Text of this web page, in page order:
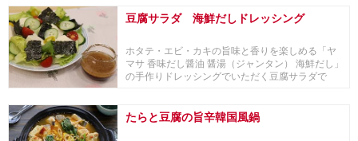
豆腐サラダ 海鮮だしドレッシング
ホタテ・エビ・カキの旨味と香りを楽しめる「ヤ
マサ 香味だし醤油 醤湯（ジャンタン） 海鮮だし」
の手作りドレッシングでいただく豆腐サラダで
たらと豆腐の旨辛韓国風鍋